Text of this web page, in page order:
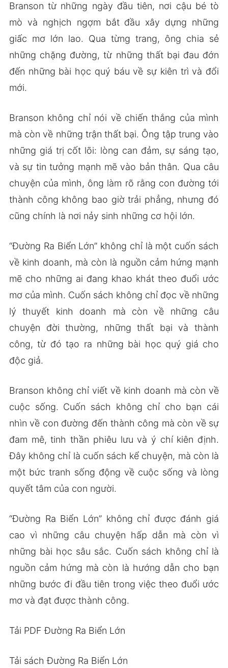
Branson từ những ngày đầu tiên, nơi cậu bé tò
mò và nghịch ngợm bắt đầu xây dựng những
giấc mơ lớn lao. Qua từng trang, ông chia sẻ
những chặng đường, từ những thất bại đau đớn
đến những bài học quý báu về sự kiên trì và đổi
mới.
Branson không chỉ nói về chiến thắng của mình
mà còn về những trận thất bại. Ông tập trung vào
những giá trị cốt lõi: lòng can đảm, sự sáng tạo,
và sự tin tưởng mạnh mẽ vào bản thân. Qua câu
chuyện của mình, ông làm rõ rằng con đường tới
thành công không bao giờ trải phẳng, nhưng đó
cũng chính là nơi nảy sinh những cơ hội lớn.
“Đường Ra Biển Lớn” không chỉ là một cuốn sách
về kinh doanh, mà còn là nguồn cảm hứng mạnh
mẽ cho những ai đang khao khát theo đuổi ước
mơ của mình. Cuốn sách không chỉ đọc về những
lý thuyết kinh doanh mà còn về những câu
chuyện đời thường, những thất bại và thành
công, từ đó tạo ra những bài học quý giá cho
độc giả.
Branson không chỉ viết về kinh doanh mà còn về
cuộc sống. Cuốn sách không chỉ cho bạn cái
nhìn về con đường đến thành công mà còn về sự
đam mê, tinh thần phiêu lưu và ý chí kiên định.
Đây không chỉ là cuốn sách kể chuyện, mà còn là
một bức tranh sống động về cuộc sống và lòng
quyết tâm của con người.
“Đường Ra Biển Lớn” không chỉ được đánh giá
cao vì những câu chuyện hấp dẫn mà còn vì
những bài học sâu sắc. Cuốn sách không chỉ là
nguồn cảm hứng mà còn là hướng dẫn cho bạn
những bước đi đầu tiên trong việc theo đuổi ước
mơ và đạt được thành công.
Tải PDF Đường Ra Biển Lớn
Tải sách Đường Ra Biển Lớn